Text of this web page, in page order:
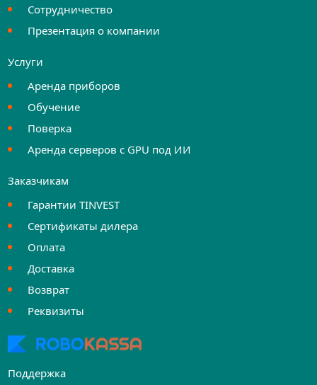
Сотрудничество
Презентация о компании
Услуги
Аренда приборов
Обучение
Поверка
Аренда серверов с GPU под ИИ
Заказчикам
Гарантии TINVEST
Сертификаты дилера
Оплата
Доставка
Возврат
Реквизиты
Поддержка